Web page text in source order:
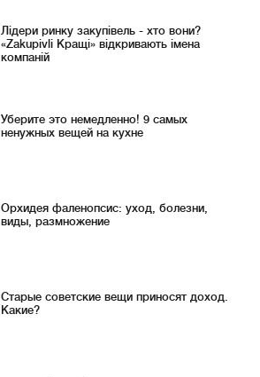
Лідери ринку закупівель - хто вони?
«Zakupivli Кращі» відкривають імена
компаній
Уберите это немедленно! 9 самых
ненужных вещей на кухне
Орхидея фаленопсис: уход, болезни,
виды, размножение
Старые советские вещи приносят доход.
Какие?